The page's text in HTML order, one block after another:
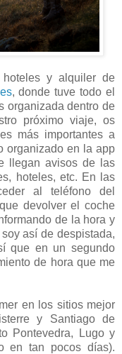
y alquiler de
, donde tuve todo el
organizada dentro de
próximo viaje, os
más importantes a
organizado en la app
llegan avisos de las
hoteles, etc. En las
al teléfono del
devolver el coche
de la hora y
así de despistada,
que en un segundo
de hora que me
en los sitios mejor
y Santiago de
Pontevedra, Lugo y
en tan pocos días).